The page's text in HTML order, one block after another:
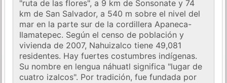
"ruta de las flores", a 9 km de Sonsonate y 74
km de San Salvador, a 540 m sobre el nivel del
mar en la parte sur de la cordillera Apaneca-
Ilamatepec. Según el censo de población y
vivienda de 2007, Nahuizalco tiene 49,081
residentes. Hay fuertes costumbres indígenas.
Su nombre en lengua náhuatl significa "lugar de
cuatro izalcos". Por tradición, fue fundada por